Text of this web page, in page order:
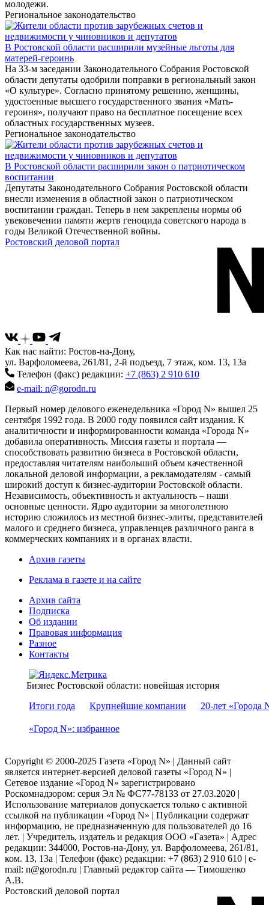
молодежи.
Региональное законодательство
В Ростовской области расширили музейные льготы для
матерей-героинь
На 33-м заседании Законодательного Собрания Ростовской
области депутаты одобрили поправки в региональный закон
«О культуре». Согласно принятому решению, женщины,
удостоенные высшего государственного звания «Мать-
героиня», получают право на бесплатное посещение всех
областных государственных музеев.
Региональное законодательство
В Ростовской области расширили закон о патриотическом
воспитании
Депутаты Законодательного Собрания Ростовской области
внесли изменения в областной закон о патриотическом
воспитании граждан. Теперь в нем закреплены нормы об
увековечении памяти жертв геноцида советского народа в
годы Великой Отечественной войны.
Ростовский деловой портал
Как нас найти: Ростов-на-Дону,
ул. Варфоломеева, 261/81, 2-й подъезд, 7 этаж, ком. 13, 13а
Телефон (факс) редакции: +7 (863) 2 910 610
e-mail: n@gorodn.ru
Первый номер делового еженедельника «Город N» вышел 25
сентября 1992 года. В 2000 году появился сайт издания. К
аналитичности и информированности команда «Города N»
добавила оперативность. Миссия газеты и портала —
способствовать развитию бизнеса в Ростовской области,
предоставляя читателям наибольший объем качественной
локальной деловой информации, а рекламодателям - самый
широкий доступ к бизнес-аудитории Ростовской области.
Независимость, объективность и актуальность – наши
основные ценности. Ядро аудитории за многолетнюю
историю сложилось из местной бизнес-элиты, представителей
малого и среднего бизнеса, управленцев различного ранга в
коммерческих компаниях и в органах власти.
Архив газеты
Реклама в газете и на сайте
Архив сайта
Подписка
Об издании
Правовая информация
Разное
Контакты
Бизнес Ростовской области: новейшая история
Итоги года
Крупнейшие компании 20-лет «Города
«Город N»: избранное
Copyright © 2000-2025 Газета «Город N» | Данный сайт
является интернет-версией деловой газеты «Город N» |
Сетевое издание «Город N» зарегистрировано
Роскомнадзором: серuя Эл № ФС77-78133 от 27.03.2020 |
Использование материалов допускается только с активной
ссылкой на публикации «Город N» | Публикации содержат
информацию, не предназначенную для пользователей до 16
лет. | Учредитель, издатель и редакция ООО «Газета» | Адрес
редакции: 344000, Ростов-на-Дону, ул. Варфоломеева, 261/81,
ком. 13, 13а | Телефон (факс) редакции: +7 (863) 2 910 610 | e-
mail: n@gorodn.ru | Главный редактор сайта — Тимошенко
А.В.
Ростовский деловой портал